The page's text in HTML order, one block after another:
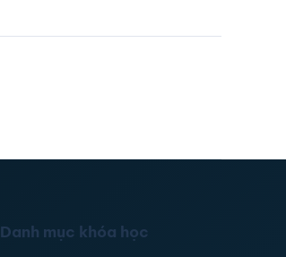
Danh mục khóa học